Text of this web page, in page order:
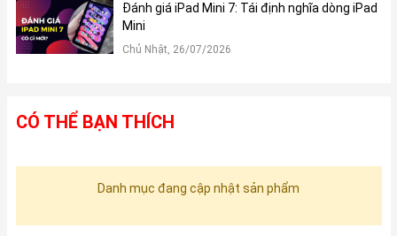
Đánh giá iPad Mini 7: Tái định nghĩa dòng iPad
Mini
Chủ Nhật, 26/07/2026
CÓ THỂ BẠN THÍCH
Danh mục đang cập nhật sản phẩm